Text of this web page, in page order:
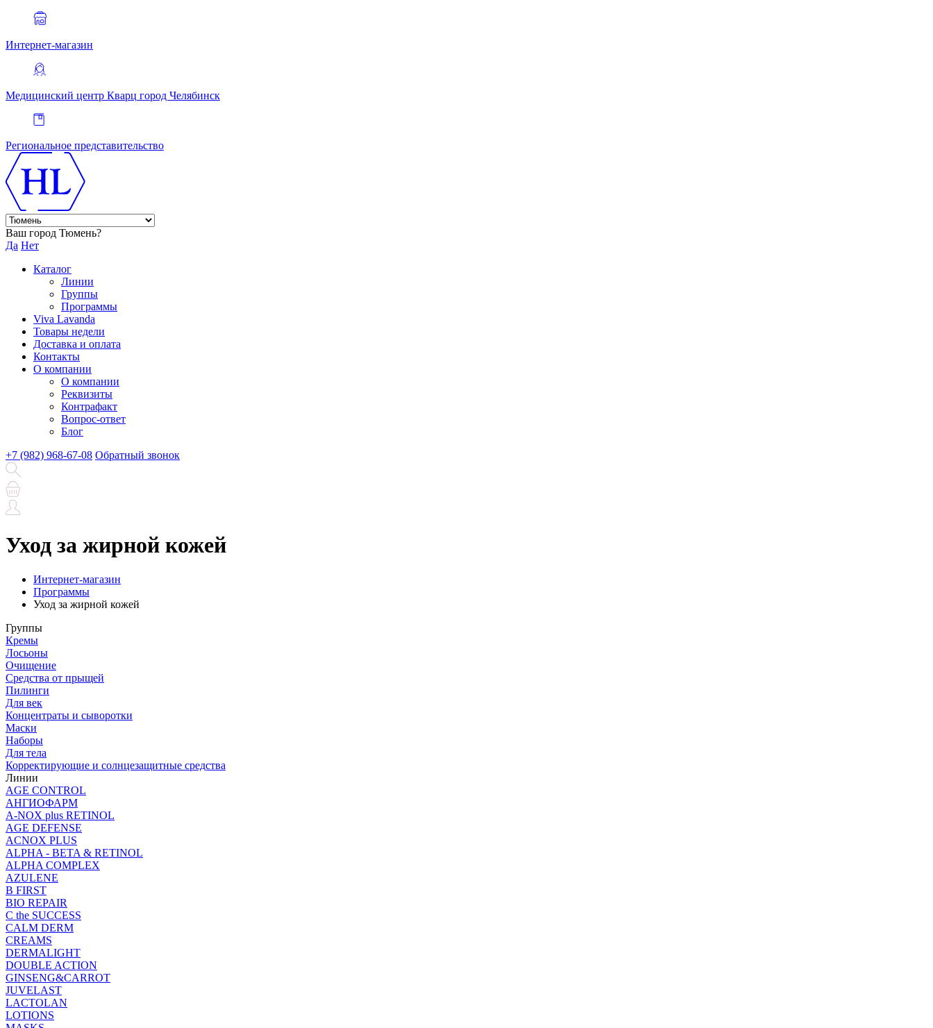
Интернет-магазин
Медицинский центр Кварц город Челябинск
Региональное представительство
Ваш город Тюмень?
Да Нет
Каталог
Линии
Группы
Программы
Viva Lavanda
Товары недели
Доставка и оплата
Контакты
О компании
О компании
Реквизиты
Контрафакт
Вопрос-ответ
Блог
+7 (982) 968-67-08 Обратный звонок
Уход за жирной кожей
Интернет-магазин
Программы
Уход за жирной кожей
Группы
Кремы
Лосьоны
Очищение
Средства от прыщей
Пилинги
Для век
Концентраты и сыворотки
Маски
Наборы
Для тела
Корректирующие и солнцезащитные средства
Линии
AGE CONTROL
АНГИОФАРМ
A-NOX plus RETINOL
AGE DEFENSE
ACNOX PLUS
ALPHA - BETA & RETINOL
ALPHA COMPLEX
AZULENE
B FIRST
BIO REPAIR
C the SUCCESS
CALM DERM
CREAMS
DERMALIGHT
DOUBLE ACTION
GINSENG&CARROT
JUVELAST
LACTOLAN
LOTIONS